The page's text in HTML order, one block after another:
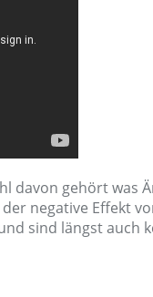
gehört was
negative Effekt
sind längst